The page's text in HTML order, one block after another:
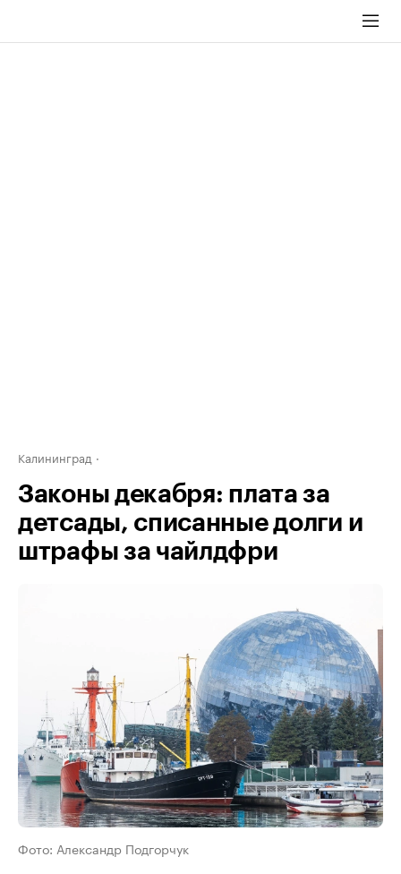
Калининград
Законы декабря: плата за
детсады, списанные долги и
штрафы за чайлдфри
Фото: Александр Подгорчук